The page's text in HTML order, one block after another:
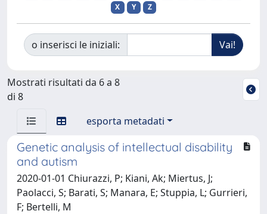
X
Y Z
o inserisci le iniziali:
Mostrati risultati da 6 a 8
di 8
esporta metadati
Genetic analysis of intellectual disability
and autism
2020-01-01 Chiurazzi, P; Kiani, Ak; Miertus, J;
Paolacci, S; Barati, S; Manara, E; Stuppia, L; Gurrieri,
F; Bertelli, M